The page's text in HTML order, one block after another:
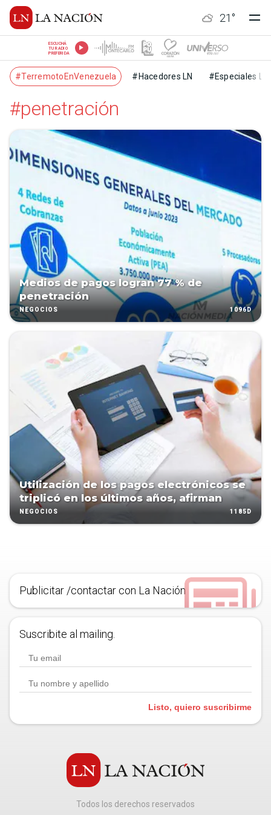
21 °
ESCUCHÁ
TU RADIO
PREFERIDA
#TerremotoEnVenezuela #Hacedores LN #Especiales LN
#penetración
Medios de pagos logran 77 % de
penetración
NEGOCIOS 1096D
Utilización de los pagos electrónicos se
triplicó en los últimos años, afirman
NEGOCIOS 1185D
Publicitar /contactar con La Nación
Suscribite al mailing.
Listo, quiero suscribirme
Todos los derechos reservados